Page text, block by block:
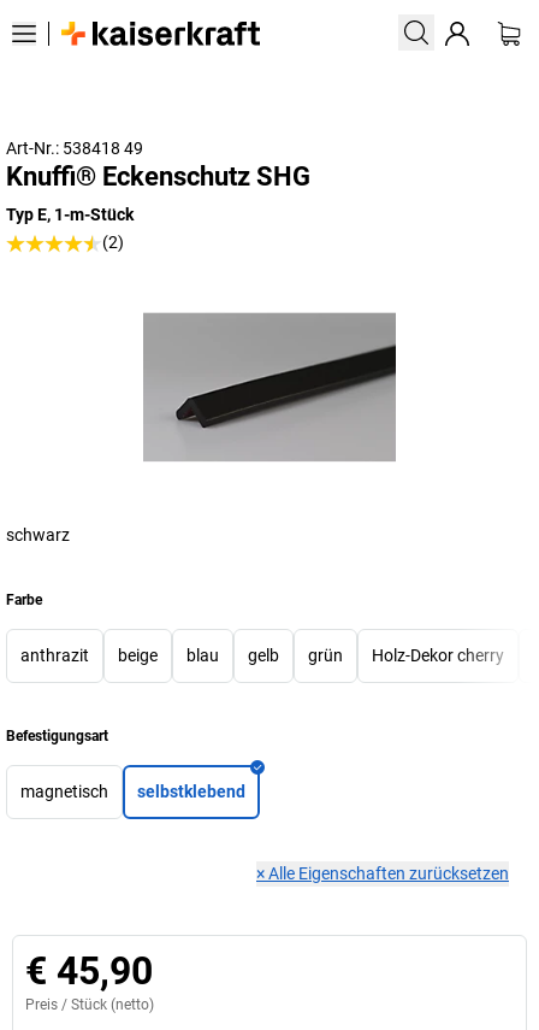
Art-Nr.: 538418 49
Knuffi® Eckenschutz SHG
Typ E, 1-m-Stück
(2)
schwarz
Farbe
anthrazit beige blau gelb grün Holz-Dekor cherry
Befestigungsart
magnetisch selbstklebend
×Alle Eigenschaften zurücksetzen
€ 45,90
Preis / Stück (netto)